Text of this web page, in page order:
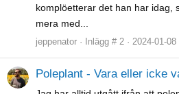
komplöetterar det han har idag,
mera med...
jeppenator Inlägg # 2 2024-01-08
Poleplant - Vara eller icke